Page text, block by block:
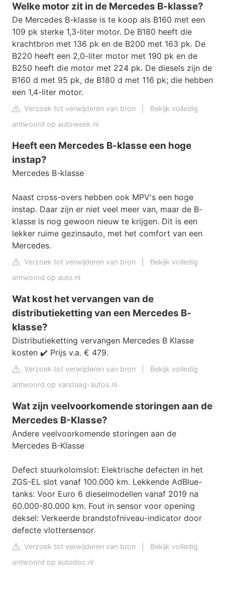
Welke motor zit in de Mercedes B-klasse?
De Mercedes B-klasse is te koop als B160 met een
109 pk sterke 1,3-liter motor. De B180 heeft die
krachtbron met 136 pk en de B200 met 163 pk. De
B220 heeft een 2,0-liter motor met 190 pk en de
B250 heeft die motor met 224 pk. De diesels zijn de
B160 d met 95 pk, de B180 d met 116 pk; die hebben
een 1,4-liter motor.
Verzoek tot verwijderen van bron
Bekijk volledig
antwoord op autoweek.nl
Heeft een Mercedes B-klasse een hoge
instap?
Mercedes B-klasse
Naast cross-overs hebben ook MPV's een hoge
instap. Daar zijn er niet veel meer van, maar de B-
klasse is nog gewoon nieuw te krijgen. Dit is een
lekker ruime gezinsauto, met het comfort van een
Mercedes.
Verzoek tot verwijderen van bron
Bekijk volledig
antwoord op auto.nl
Wat kost het vervangen van de
distributieketting van een Mercedes B-
klasse?
Distributieketting vervangen Mercedes B Klasse
kosten ✔️ Prijs v.a. € 479.
Verzoek tot verwijderen van bron
Bekijk volledig
antwoord op vandaag-autos.nl
Wat zijn veelvoorkomende storingen aan de
Mercedes B-Klasse?
Andere veelvoorkomende storingen aan de
Mercedes B-Klasse
Defect stuurkolomslot: Elektrische defecten in het
ZGS-EL slot vanaf 100.000 km. Lekkende AdBlue-
tanks: Voor Euro 6 dieselmodellen vanaf 2019 na
60.000-80.000 km. Fout in sensor voor opening
deksel: Verkeerde brandstofniveau-indicator door
defecte vlottersensor.
Verzoek tot verwijderen van bron
Bekijk volledig
antwoord op autodoc.nl